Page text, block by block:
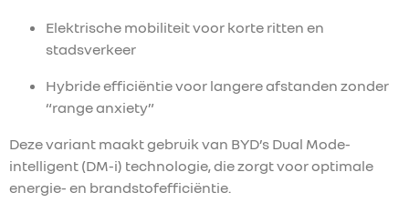
Elektrische mobiliteit voor korte ritten en
stadsverkeer
Hybride efficiëntie voor langere afstanden zonder
“range anxiety”
Deze variant maakt gebruik van BYD’s Dual Mode-
intelligent (DM-i) technologie, die zorgt voor optimale
energie- en brandstofefficiëntie.